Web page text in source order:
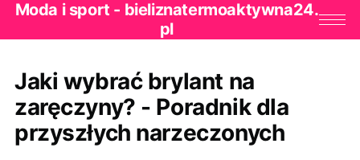
Moda i sport - bieliznatermoaktywna24.
pl
Jaki wybrać brylant na
zaręczyny? - Poradnik dla
przyszłych narzeczonych